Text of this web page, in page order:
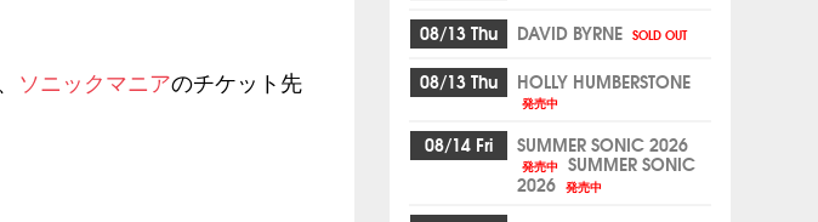
、 ソニックマニアのチケット先
08/13 Thu DAVID BYRNE SOLD OUT
08/13 Thu HOLLY HUMBERSTONE
発売中
08/14 Fri SUMMER SONIC 2026
発売中 SUMMER SONIC
2026 発売中